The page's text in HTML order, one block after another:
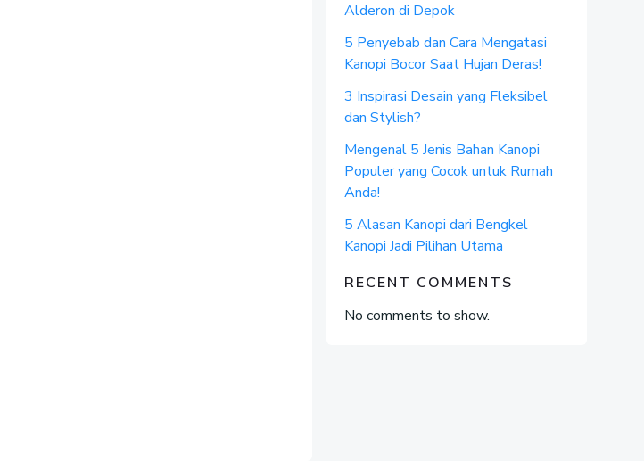
Alderon di Depok
5 Penyebab dan Cara Mengatasi
Kanopi Bocor Saat Hujan Deras!
3 Inspirasi Desain yang Fleksibel
dan Stylish?
Mengenal 5 Jenis Bahan Kanopi
Populer yang Cocok untuk Rumah
Anda!
5 Alasan Kanopi dari Bengkel
Kanopi Jadi Pilihan Utama
RECENT COMMENTS
No comments to show.